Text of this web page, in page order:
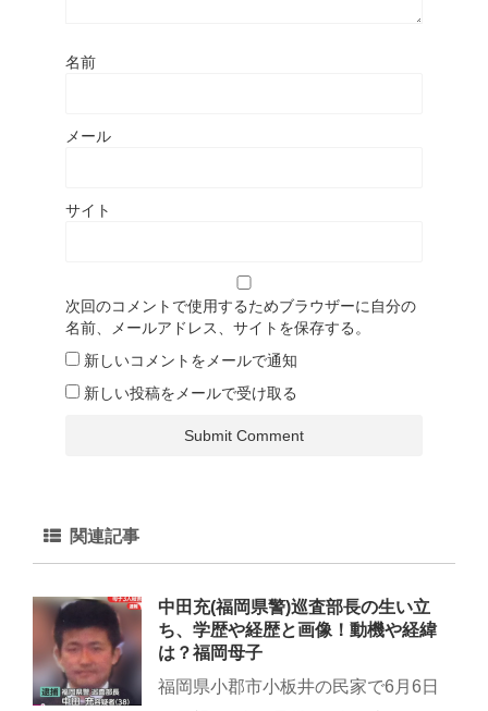
名前
メール
サイト
次回のコメントで使用するためブラウザーに自分の
名前、メールアドレス、サイトを保存する。
新しいコメントをメールで通知
新しい投稿をメールで受け取る
関連記事
中田充(福岡県警)巡査部長の生い立
ち、学歴や経歴と画像！動機や経緯
は？福岡母子
福岡県小郡市小板井の民家で6月6日